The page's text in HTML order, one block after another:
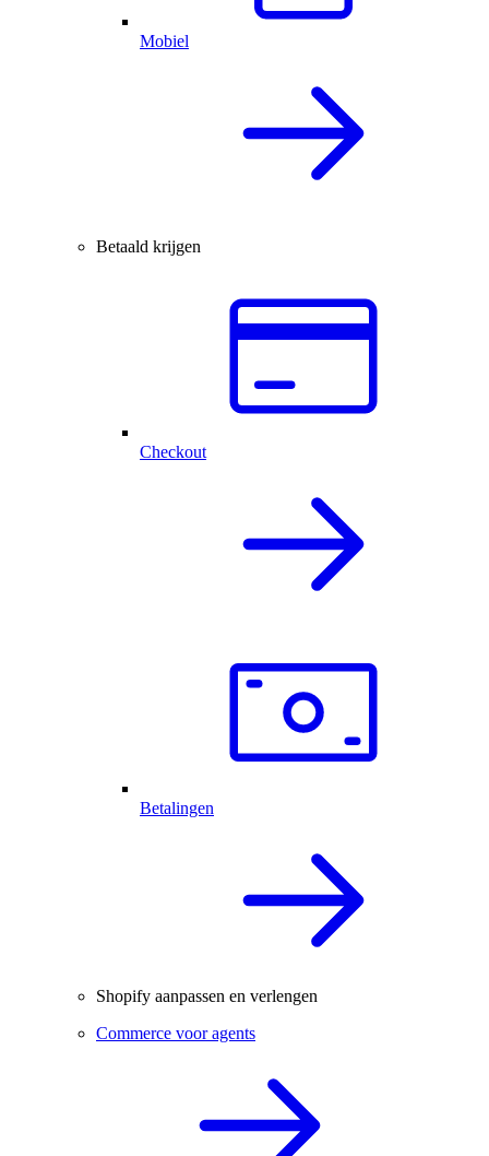
Mobiel
Betaald krijgen
Checkout
Betalingen
Shopify aanpassen en verlengen
Commerce voor agents